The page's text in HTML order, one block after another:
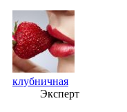
клубничная
Эксперт